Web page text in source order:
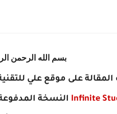
بسم الله الرحمن
على موقع علي
Infinite النسخة